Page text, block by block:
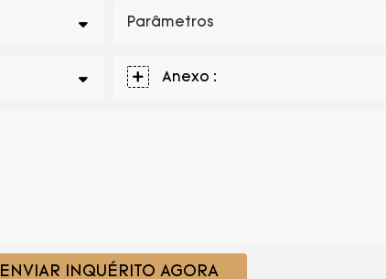
Parâmetros
Anexo :
ENVIAR INQUÉRITO AGORA